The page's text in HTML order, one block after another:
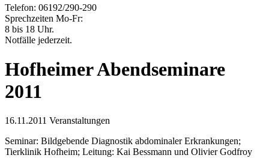
Telefon: 06192/290-290
Sprechzeiten Mo-Fr:
8 bis 18 Uhr.
Notfälle jederzeit.
Hofheimer Abendseminare
2011
16.11.2011 Veranstaltungen
Seminar: Bildgebende Diagnostik abdominaler Erkrankungen;
Tierklinik Hofheim; Leitung: Kai Bessmann und Olivier Godfroy